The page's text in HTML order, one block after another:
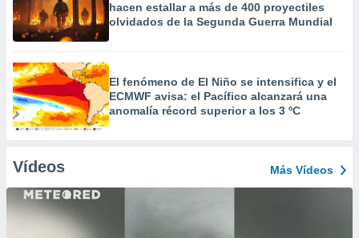
hacen estallar a más de 400 proyectiles
olvidados de la Segunda Guerra Mundial
El fenómeno de El Niño se intensifica y el
ECMWF avisa: el Pacífico alcanzará una
anomalía récord superior a los 3 ºC
Vídeos Más Vídeos